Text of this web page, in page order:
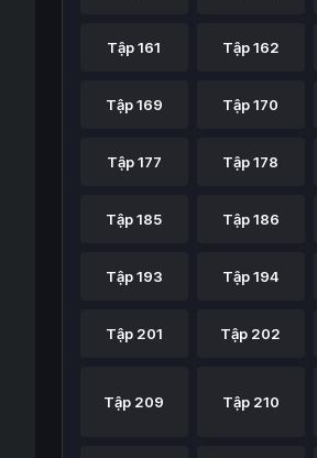
Tập 161 Tập 162
Tập 169 Tập 170
Tập 177 Tập 178
Tập 185 Tập 186
Tập 193 Tập 194
Tập 201 Tập 202
Tập 209 Tập 210